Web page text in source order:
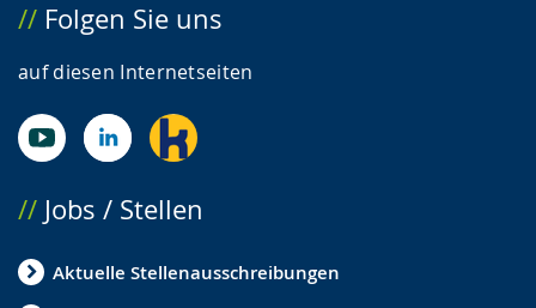
Folgen Sie uns
auf diesen Internetseiten
Jobs / Stellen
Aktuelle Stellenausschreibungen